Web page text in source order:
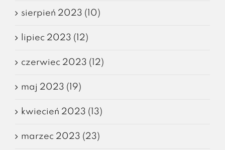
sierpień 2023 (10)
lipiec 2023 (12)
czerwiec 2023 (12)
maj 2023 (19)
kwiecień 2023 (13)
marzec 2023 (23)